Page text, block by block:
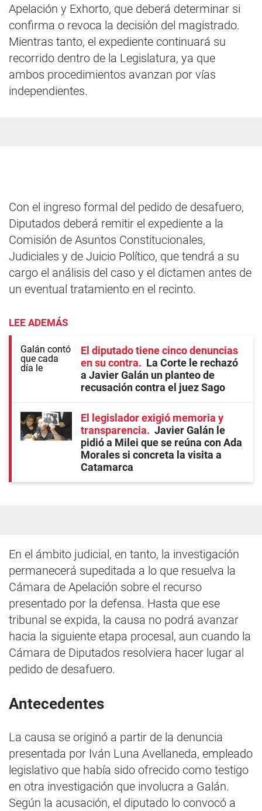
Apelación y Exhorto, que deberá determinar si
confirma o revoca la decisión del magistrado.
Mientras tanto, el expediente continuará su
recorrido dentro de la Legislatura, ya que
ambos procedimientos avanzan por vías
independientes.
Con el ingreso formal del pedido de desafuero,
Diputados deberá remitir el expediente a la
Comisión de Asuntos Constitucionales,
Judiciales y de Juicio Político, que tendrá a su
cargo el análisis del caso y el dictamen antes de
un eventual tratamiento en el recinto.
LEE ADEMÁS
El diputado tiene cinco denuncias
en su contra
La Corte le rechazó
a Javier Galán un planteo de
recusación contra el juez Sago
El legislador exigió memoria y
transparencia
Javier Galán le
pidió a Milei que se reúna con Ada
Morales si concreta la visita a
Catamarca
En el ámbito judicial, en tanto, la investigación
permanecerá supeditada a lo que resuelva la
Cámara de Apelación sobre el recurso
presentado por la defensa. Hasta que ese
tribunal se expida, la causa no podrá avanzar
hacia la siguiente etapa procesal, aun cuando la
Cámara de Diputados resolviera hacer lugar al
pedido de desafuero.
Antecedentes
La causa se originó a partir de la denuncia
presentada por Iván Luna Avellaneda, empleado
legislativo que había sido ofrecido como testigo
en otra investigación que involucra a Galán.
Según la acusación, el diputado lo convocó a